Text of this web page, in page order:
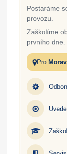
Postaráme
provozu.
Zaškolíme
prvního dne.
Pro